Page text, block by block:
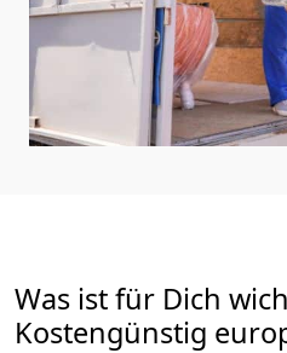
Was ist für Dich
Kostengünstig